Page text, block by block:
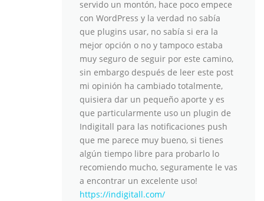
servido un montón, hace poco empece
con WordPress y la verdad no sabía
que plugins usar, no sabía si era la
mejor opción o no y tampoco estaba
muy seguro de seguir por este camino,
sin embargo después de leer este post
mi opinión ha cambiado totalmente,
quisiera dar un pequeño aporte y es
que particularmente uso un plugin de
Indigitall para las notificaciones push
que me parece muy bueno, si tienes
algún tiempo libre para probarlo lo
recomiendo mucho, seguramente le vas
a encontrar un excelente uso!
https://indigitall.com/